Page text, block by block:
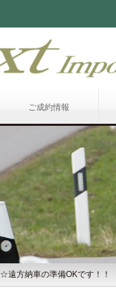
ご成約情報
☆遠方納車の準備OKです！！